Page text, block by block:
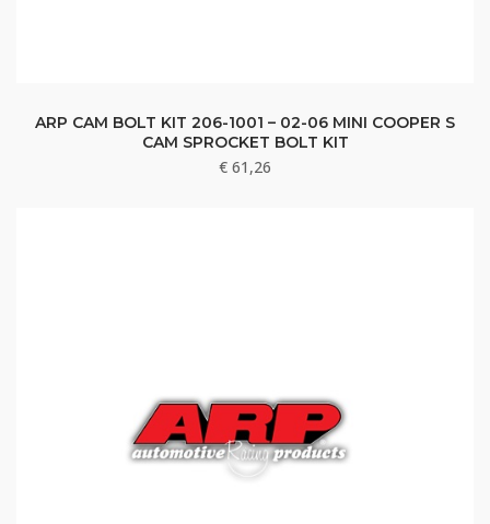
ARP CAM BOLT KIT 206-1001 – 02-06 MINI COOPER S
CAM SPROCKET BOLT KIT
€ 61,26